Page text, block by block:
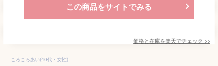
この商品をサイトでみる
価格と在庫を楽天でチェック >>
ころころあい(40代・女性)